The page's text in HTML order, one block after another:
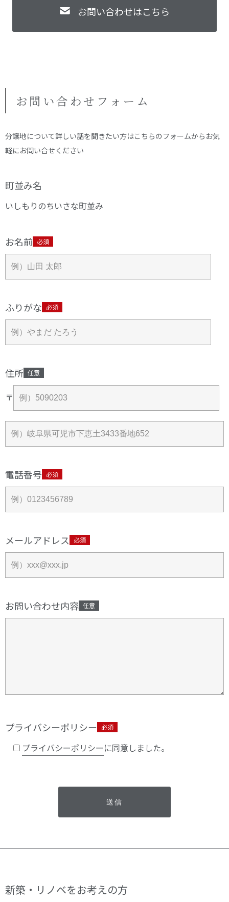
お問い合わせはこちら
お問い合わせフォーム
分譲地について詳しい話を聞きたい方はこちらのフォームからお気
軽にお問い合せください
町並み名
いしもりのちいさな町並み
お名前 必須
ふりがな 必須
住所 任意
〒
電話番号 必須
メールアドレス 必須
お問い合わせ内容 任意
プライバシーポリシー 必須
プライバシーポリシーに同意しました。
新築・リノベをお考えの方